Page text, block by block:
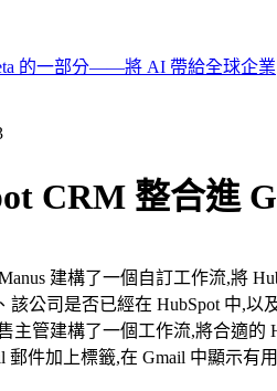
的一部分——將 AI 帶給全球企業
CRM 整合進
建構了一個自訂工作流,將
該公司是否已經在 HubSpot 中,以
主管建構了一個工作流,將合適的
郵件加上標籤,在 Gmail 中顯示有